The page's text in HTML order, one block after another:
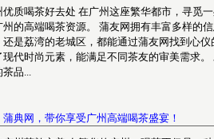
质喝茶好去处 在广州这座繁华都市，寻觅
州的高端喝茶资源。 蒲友网拥有丰富多样的
还是荔湾的老城区，都能通过蒲友网找到心
代时尚元素，能满足不同茶友的审美需求
品...
典网，带你享受广州高端喝茶盛宴！